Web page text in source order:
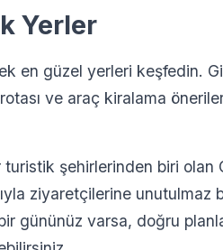
Yerler
en güzel yerleri keşfedin.
ve araç kiralama
turistik şehirlerinden biri olan
ziyaretçilerine unutulmaz
gününüz varsa, doğru